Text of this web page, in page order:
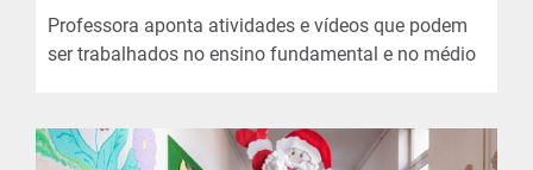
Professora aponta atividades e vídeos que podem
ser trabalhados no ensino fundamental e no médio